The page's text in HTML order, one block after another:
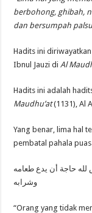
berbohong, ghibah,
dan bersumpah
Hadits ini
Ibnul Jauzi diAl
Hadits ini adalah
Maudhu’at(1131), Al
Yang benar, lima hal
pembatal pahala
لله حاجة أن يدع طعامه
وشرابه
“Orang yang tidak